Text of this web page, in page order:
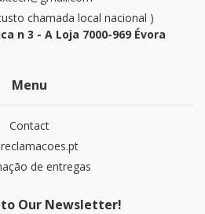
chamada local nacional )
n 3 - A Loja 7000-969 Évora
Menu
Contact
de entregas
to Our Newsletter!